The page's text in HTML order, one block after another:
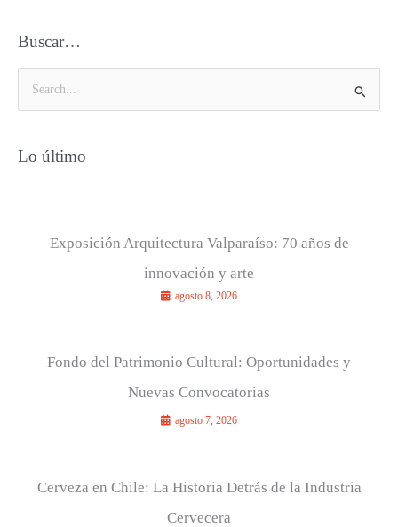
Buscar…
c
Lo último
Exposición Arquitectura Valparaíso: 70 años de
innovación y arte
agosto 8, 2026
Fondo del Patrimonio Cultural: Oportunidades y
Nuevas Convocatorias
agosto 7, 2026
Cerveza en Chile: La Historia Detrás de la Industria
Cervecera